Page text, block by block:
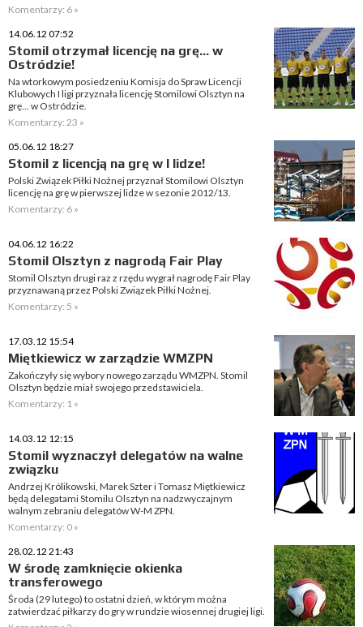
Komentarzy: 6 »
14.06.12 07:52
Stomil otrzymał licencję na grę... w
Ostródzie!
Na wtorkowym posiedzeniu Komisja do Spraw Licencji
Klubowych I ligi przyznała licencję Stomilowi Olsztyn na
grę... w Ostródzie.
Komentarzy: 23 »
05.06.12 18:27
Stomil z licencją na grę w I lidze!
Polski Związek Piłki Nożnej przyznał Stomilowi Olsztyn
licencję na grę w pierwszej lidze w sezonie 2012/13.
Komentarzy: 6 »
04.06.12 16:22
Stomil Olsztyn z nagrodą Fair Play
Stomil Olsztyn drugi raz z rzędu wygrał nagrodę Fair Play
przyznawaną przez Polski Związek Piłki Nożnej.
Komentarzy: 5 »
17.03.12 15:54
Miętkiewicz w zarządzie WMZPN
Zakończyły się wybory nowego zarządu WMZPN. Stomil
Olsztyn będzie miał swojego przedstawiciela.
Komentarzy: 1 »
14.03.12 12:15
Stomil wyznaczył delegatów na walne
związku
Andrzej Królikowski, Marek Szter i Tomasz Miętkiewicz
będą delegatami Stomilu Olsztyn na nadzwyczajnym
walnym zebraniu delegatów W-M ZPN.
Komentarzy: 0 »
28.02.12 21:43
W środę zamknięcie okienka
transferowego
Środa (29 lutego) to ostatni dzień, w którym można
zatwierdzać piłkarzy do gry w rundzie wiosennej drugiej ligi.